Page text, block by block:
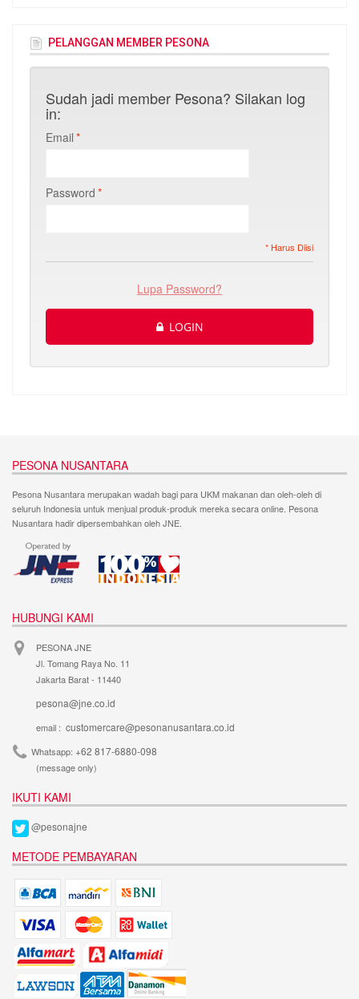
PELANGGAN MEMBER PESONA
Sudah jadi member Pesona? Silakan log
in:
*
Email
*
Password
* Harus Diisi
Lupa Password?
LOGIN
PESONA NUSANTARA
Pesona Nusantara merupakan wadah bagi para UKM makanan dan oleh-oleh di
seluruh Indonesia untuk menjual produk-produk mereka secara online. Pesona
Nusantara hadir dipersembahkan oleh JNE.
HUBUNGI KAMI
PESONA JNE
Jl. Tomang Raya No. 11
Jakarta Barat - 11440
pesona@jne.co.id
email : customercare@pesonanusantara.co.id
Whatsapp: +62 817-6880-098
(message only)
IKUTI KAMI
@pesonajne
METODE PEMBAYARAN